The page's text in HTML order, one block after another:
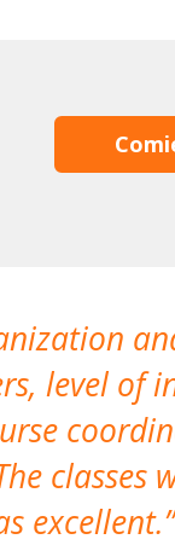
level of
classes
excellent.